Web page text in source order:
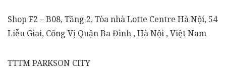
Shop F2 – B08, Tầng 2, Tòa nhà Lotte Centre Hà Nội, 54
Liễu Giai, Cống Vị Quận Ba Đình , Hà Nội , Việt Nam
TTTM PARKSON CITY